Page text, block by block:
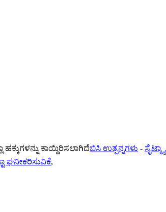
ಹಕ್ಕುಗಳನ್ನು ಕಾಯ್ದಿರಿಸಲಾಗಿದೆಬಿಸಿ ಉತ್ಪನ್ನಗಳು -
ಘನೀಕರಿಸುವಿಕೆ,